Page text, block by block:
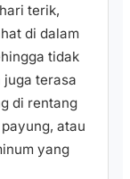
terik,
di dalam
tidak
terasa
di rentang
atau
yang